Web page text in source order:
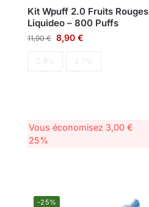
Kit Wpuff 2.0 Fruits Rouges
Liquideo – 800 Puffs
11,90€ 8,90 €
Vous économisez 3,00 €
25%
-25%